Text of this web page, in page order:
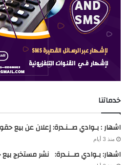
خدماتنا
اشهار : بـوادي صــنـدرة: إعلان عن بيع
منذ 3 أيام
اشهار: بـوادي صــنـدرة: نشر مستخرج